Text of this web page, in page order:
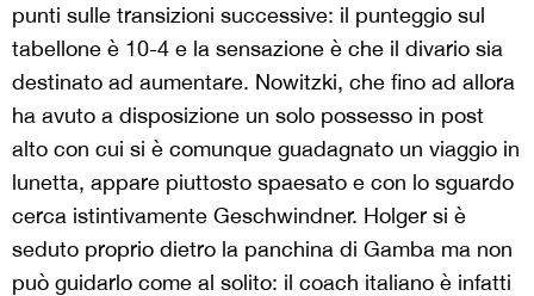
punti sulle transizioni successive: il punteggio sul
tabellone è 10-4 e la sensazione è che il divario sia
destinato ad aumentare. Nowitzki, che fino ad allora
ha avuto a disposizione un solo possesso in post
alto con cui si è comunque guadagnato un viaggio in
lunetta, appare piuttosto spaesato e con lo sguardo
cerca istintivamente Geschwindner. Holger si è
seduto proprio dietro la panchina di Gamba ma non
può guidarlo come al solito: il coach italiano è infatti